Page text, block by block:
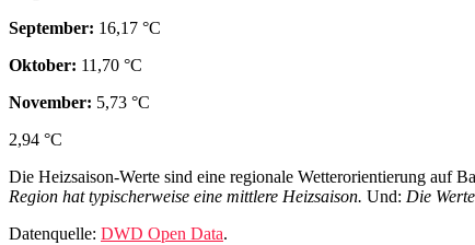
September: 16,17 °C
Oktober: 11,70 °C
November: 5,73 °C
2,94 °C
Die Heizsaison-Werte sind eine regionale Wetterorientierung auf
Region hat typischerweise eine mittlere Heizsaison. Und: Die
Datenquelle: DWD Open Data.